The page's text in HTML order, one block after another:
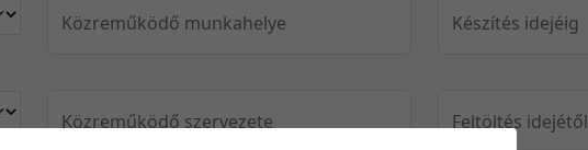
Közreműködő munkahelye
Közreműködő szervezete
Készítés idejéig
Feltöltés idejétől